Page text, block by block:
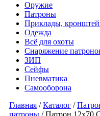
Оружие
Патроны
Приклады,
Одежда
Всё для охоты
Снаряжение
ЗИП
Сейфы
Пневматика
Самооборона
Главная /Каталог /
патроны / Патрон 12х70